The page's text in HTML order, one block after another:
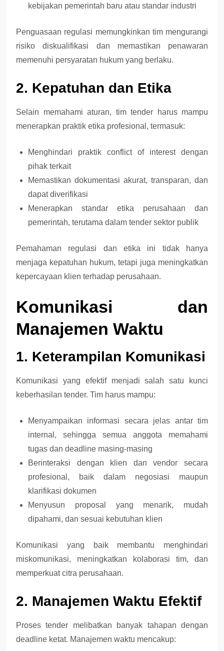
kebijakan pemerintah baru atau standar industri
Penguasaan regulasi memungkinkan tim mengurangi
risiko diskualifikasi dan memastikan penawaran
memenuhi persyaratan hukum yang berlaku.
2. Kepatuhan dan Etika
Selain memahami aturan, tim tender harus mampu
menerapkan praktik etika profesional , termasuk:
Menghindari praktik conflict of interestdengan
pihak terkait
Memastikan dokumentasi akurat, transparan, dan
dapat diverifikasi
Menerapkan standar etika perusahaan dan
pemerintah, terutama dalam tender sektor publik
Pemahaman regulasi dan etika ini tidak hanya
menjaga kepatuhan hukum, tetapi juga meningkatkan
kepercayaan klien terhadap perusahaan.
Komunikasi dan
Manajemen Waktu
1. Keterampilan Komunikasi
Komunikasi yang efektif menjadi salah satu kunci
keberhasilan tender. Tim harus mampu:
Menyampaikan informasi secara jelas antar tim
internal , sehingga semua anggota memahami
tugas dan deadline masing-masing
Berinteraksi dengan
klien dan vendor secara
profesional , baik dalam negosiasi maupun
klarifikasi dokumen
Menyusun proposal yang menarik, mudah
dipahami, dan sesuai kebutuhan klien
Komunikasi yang baik membantu menghindari
miskomunikasi, meningkatkan kolaborasi tim, dan
memperkuat citra perusahaan.
2. Manajemen Waktu Efektif
Proses tender melibatkan banyak tahapan dengan
deadline ketat. Manajemen waktu mencakup: